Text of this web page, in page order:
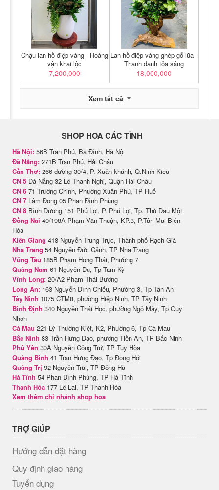
Chậu lan hồ điệp vàng - Hoàng
vận khai lộc
7,200,000
Lan hồ điệp vàng ghép gỗ lũa -
Thanh danh tỏa sáng
18,000,000
Xem tất cả
SHOP HOA CÁC TỈNH
Hà Nội: 56B Trần Phú, Ba Đình, Hà Nội
Đà Nẵng: 271B Trần Phú, Hải Châu
Cần Thơ: 266 đường 30/4, P. Xuân khánh, Q.Ninh Kiều
CN 5 Đà Nẵng 32 Lê Thanh Nghị, Quận Hải Châu
CN 6 71 Trường Chinh, Phường Xuân Phú, TP Huế
CN 7 Lâm Đồng 05 Phan Đình Phùng
CN 8 Bình Dương 151 Phú Lợi, P. Phú Lợi, Tp. Thủ Dầu Một
Đồng Nai 40/198A Phạm Văn Thuận, KP.3, P.Tân Mai Biên
Hòa
Kiên Giang 418 Nguyễn Trung Trực, Thành phố Rạch Giá
Nha Trang 54 Nguyễn Đức Cảnh, TP Nha Trang
Vũng Tàu 185B Phạm Hồng Thái, Phường 7
Quảng Nam 61 Nguyễn Du, Tp Tam Kỳ
Vĩnh Long: 20/A2 Phạm Thái Bường
Long An: 163 Nguyễn Đình Chiểu, Phường 3, Tp Tân An
Tây Ninh 1075 CTM8, phường Hiệp Ninh, TP Tây Ninh
Bình Định 340 Nguyễn Thái Học, phường Ngô Mây, Tp Quy
Nhơn
Cà Mau 221 Lý Thường Kiệt, K2, Phường 6, Tp Cà Mau
Bắc Ninh 83 Trần Hưng Đạo, phường Tiền An, TP Bắc Ninh
Phú Yên 30A Nguyễn Công Trứ, TP Tuy Hòa
Quảng Bình 41 Trần Hưng Đạo, Tp Đồng Hới
Quảng Trị 92 Nguyễn Trãi, TP Đông Hà
Hà Tĩnh 54 Phan Đình Phùng, TP Hà Tĩnh
Thanh Hóa 177 Lê Lai, TP Thanh Hóa
Xem thêm chi nhánh shop hoa
TRỢ GIÚP
Hướng dẫn đặt hàng
Quy định giao hàng
Tuyển dụng